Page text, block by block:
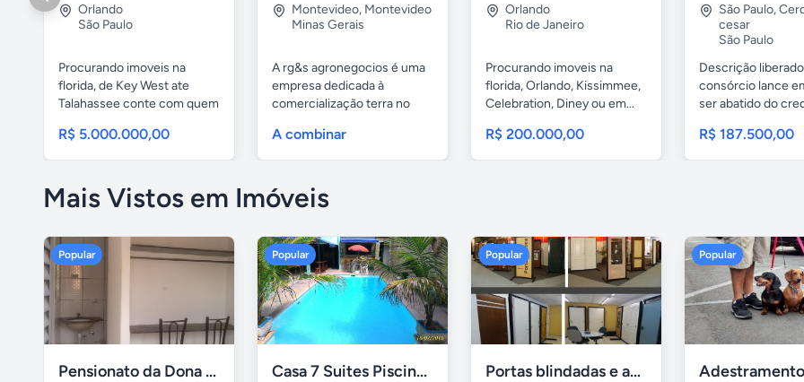
Orlando
São Paulo
Procurando imoveis na
florida, de Key West ate
Talahassee conte com quem
R$ 5.000.000,00
Montevideo, Montevideo
Minas Gerais
A rg&s agronegocios é uma
empresa dedicada à
comercialização terra no
A combinar
Orlando
Rio de Janeiro
Procurando imoveis na
florida, Orlando, Kissimmee,
Celebration, Diney ou em...
R$ 200.000,00
São Paulo,
cesar
São Paulo
Descrição
consórcio lance
ser abatido do
R$ 187.500,00
Mais Vistos em Imóveis
Popular
Pensionato da Dona Maria - Uberlândia/MG
Popular
Casa 7 Suites Piscina - Praia dos Anjos
Popular
Portas blindadas e anti-arrombamento Europisa
Popular